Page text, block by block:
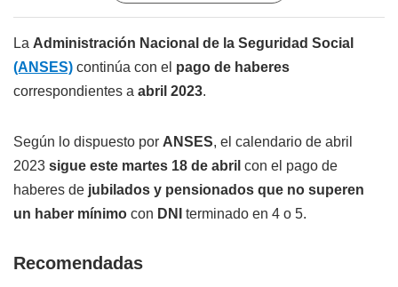
La Administración Nacional de la Seguridad Social
(ANSES) continúa con el pago de haberes
correspondientes a abril 2023.
Según lo dispuesto por ANSES, el calendario de abril
2023 sigue este martes 18 de abril con el pago de
haberes de jubilados y pensionados que no superen
un haber mínimo con DNI terminado en 4 o 5.
Recomendadas